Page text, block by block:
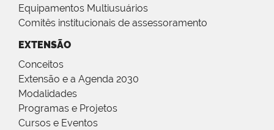
Equipamentos Multiusuários
Comitês institucionais de assessoramento
EXTENSÃO
Conceitos
Extensão e a Agenda 2030
Modalidades
Programas e Projetos
Cursos e Eventos